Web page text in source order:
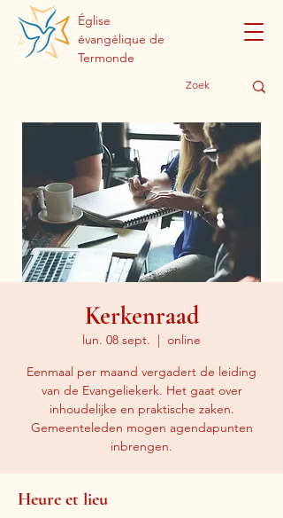
Église
évangélique de
Termonde
Kerkenraad
lun. 08 sept.
  |
online
Eenmaal per maand vergadert de leiding
van de Evangeliekerk. Het gaat over
inhoudelijke en praktische zaken.
Gemeenteleden mogen agendapunten
inbrengen.
Heure et lieu